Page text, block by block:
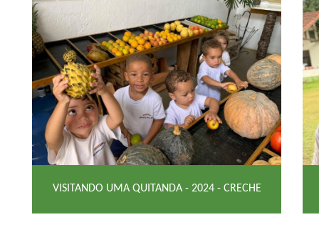
VISITANDO UMA QUITANDA - 2024 - CRECHE